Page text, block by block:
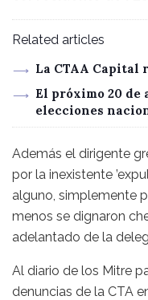
Related articles
La CTAA Capital
El próximo 20 de
elecciones
Además el dirigente
por la inexistente
alguno, simplemente
menos se dignaron
adelantado de la
Al diario de los Mitre
denuncias de la CTA